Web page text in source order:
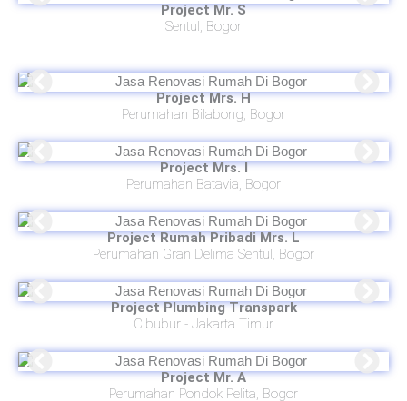
Project Mr. S
Sentul, Bogor
Project Mrs. H
Perumahan Bilabong, Bogor
Project Mrs. I
Perumahan Batavia, Bogor
Project Rumah PribadiMrs. L
Perumahan Gran Delima Sentul, Bogor
Project Plumbing Transpark
Cibubur - Jakarta Timur
Project Mr. A
Perumahan Pondok Pelita, Bogor